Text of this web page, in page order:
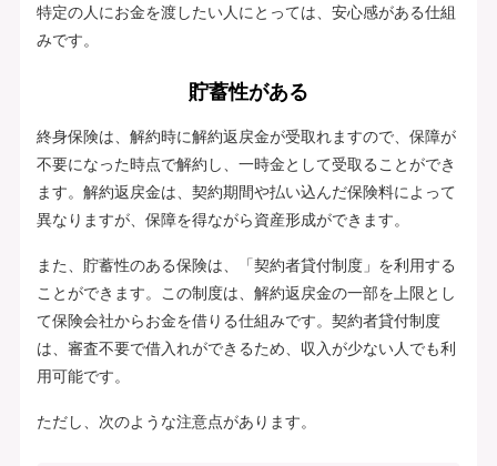
特定の人にお金を渡したい人にとっては、安心感がある仕組
みです。
貯蓄性がある
終身保険は、解約時に解約返戻金が受取れますので、保障が
不要になった時点で解約し、一時金として受取ることができ
ます。解約返戻金は、契約期間や払い込んだ保険料によって
異なりますが、保障を得ながら資産形成ができます。
また、貯蓄性のある保険は、「契約者貸付制度」を利用する
ことができます。この制度は、解約返戻金の一部を上限とし
て保険会社からお金を借りる仕組みです。契約者貸付制度
は、審査不要で借入れができるため、収入が少ない人でも利
用可能です。
ただし、次のような注意点があります。